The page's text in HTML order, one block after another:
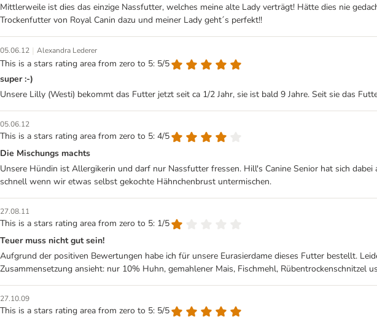
Mittlerweile ist dies das einzige Nassfutter, welches meine alte Lady verträgt! Hätte dies nie
Trockenfutter von Royal Canin dazu und meiner Lady geht´s perfekt!!
05.06.12 | Alexandra Lederer
This is a stars rating area from zero to 5: 5/5
super :-)
Unsere Lilly (Westi) bekommt das Futter jetzt seit ca 1/2 Jahr, sie ist bald 9 Jahre. Seit sie das
05.06.12
This is a stars rating area from zero to 5: 4/5
Die Mischungs machts
Unsere Hündin ist Allergikerin und darf nur Nassfutter fressen. Hill's Canine Senior hat sich
schnell wenn wir etwas selbst gekochte Hähnchenbrust untermischen.
27.08.11
This is a stars rating area from zero to 5: 1/5
Teuer muss nicht gut sein!
Aufgrund der positiven Bewertungen habe ich für unsere Eurasierdame dieses Futter bestellt.
Zusammensetzung ansieht: nur 10% Huhn, gemahlener Mais, Fischmehl,
27.10.09
This is a stars rating area from zero to 5: 5/5